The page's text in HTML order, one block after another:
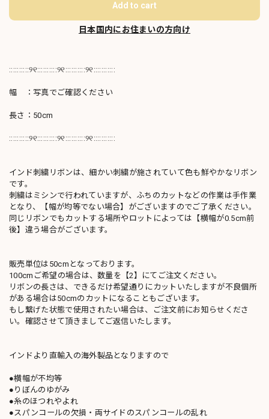
Add to cart
日本国内にお住まいの方向け
::::::::::୨୧::::::::::୨୧::::::::::୨୧:::::::::::
幅 ：写真でご確認ください
長さ：50cm
::::::::::୨୧::::::::::୨୧::::::::::୨୧:::::::::::
インド刺繍リボンは、細かい刺繍が施されていて色も鮮やかなリボン
です。
刺繍はミシンで行われていますが、ふちのカットなどの作業は手作業
となり、【幅が均等でない場合】がございますのでご了承ください。
同じリボンでもカットする場所やロットによっては【横幅が0.5cm前
後】違う場合がございます。
販売単位は50cmとなっております。
100cmご希望の場合は、数量を【2】にてご注文ください。
リボンの長さは、できるだけ希望通りにカットいたしますが不良個所
がある場合は50cmのカットになることもございます。
もし繋げた状態で使用されたい場合は、ご注文前にお知らせくださ
い。確認させて頂きましてご返信いたします。
インドより直輸入の海外製品となりますので
●横幅が不均等
●りぼんのゆがみ
●糸のほつれやよれ
●スパンコールの欠損・両サイドのスパンコールの乱れ